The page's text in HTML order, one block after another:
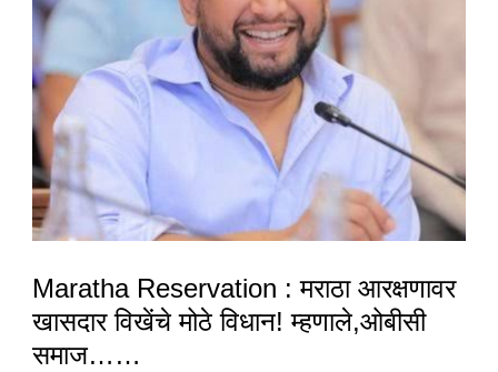
Maratha Reservation : मराठा आरक्षणावर
खासदार विखेंचे मोठे विधान! म्हणाले,ओबीसी
समाज……
आरक्षणावर
खासदार
विखेंचे
मोठे
विधान!
म्हणाले,ओबीसी
समाज……